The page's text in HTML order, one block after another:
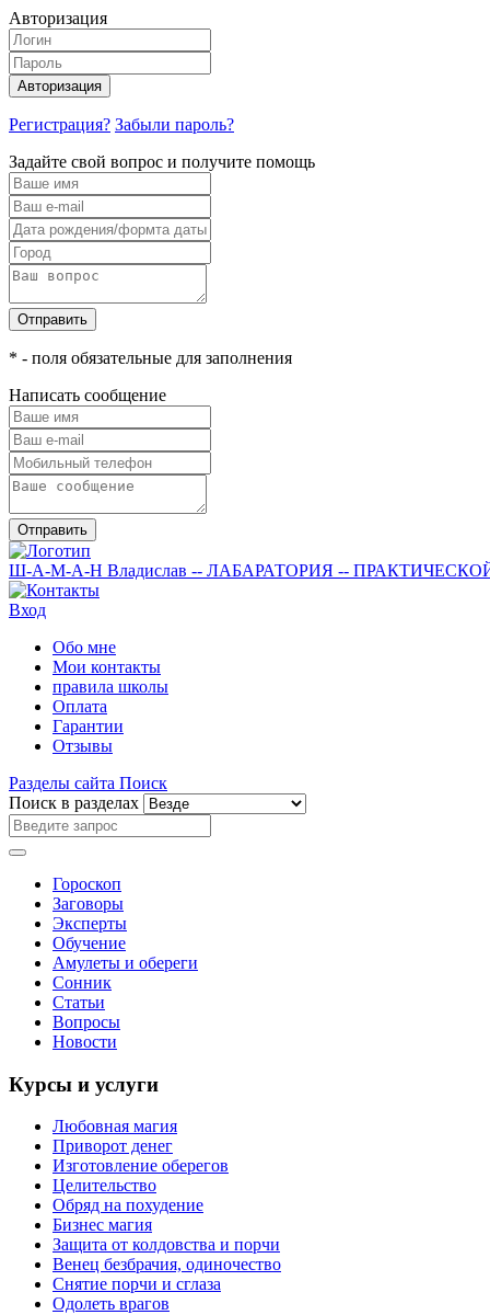
Авторизация
Авторизация
Регистрация? Забыли пароль?
Задайте свой вопрос и получите помощь
Отправить
* - поля обязательные для заполнения
Написать сообщение
Отправить
Ш-А-М-А-Н Владислав -- ЛАБАРАТОРИЯ --
Вход
Обо мне
Мои контакты
правила школы
Оплата
Гарантии
Отзывы
Разделы сайта Поиск
Поиск в разделах
Гороскоп
Заговоры
Эксперты
Обучение
Амулеты и обереги
Сонник
Статьи
Вопросы
Новости
Курсы и услуги
Любовная магия
Приворот денег
Изготовление оберегов
Целительство
Обряд на похудение
Бизнес магия
Защита от колдовства и порчи
Венец безбрачия, одиночество
Снятие порчи и сглаза
Одолеть врагов